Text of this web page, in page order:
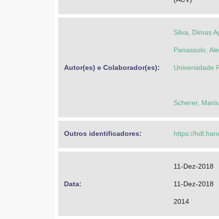
Autor(es) e Colaborador(es):
Silva, Dimas
Panassolo,
Universidade
Scherer,
Outros identificadores: https://
Data:
11-Dez-2018
11-Dez-2018
2014